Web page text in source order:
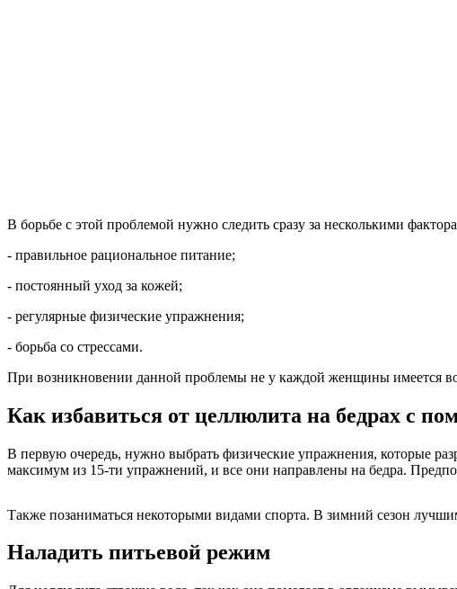
В борьбе с этой проблемой нужно следить сразу за несколькими
- правильное рациональное питание;
- постоянный уход за кожей;
- регулярные физические упражнения;
- борьба со стрессами.
При возникновении данной проблемы не у каждой женщины имеется
Как избавиться от целлюлита на бедрах с
В первую очередь, нужно выбрать физические упражнения, которые
максимум из 15-ти упражнений, и все они направлены на бедра.
Также позаниматься некоторыми видами спорта. В зимний сезон
Наладить питьевой режим